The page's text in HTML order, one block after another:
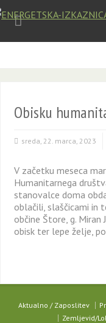
Obisku
sreda, 22. marca, 2023
V začetku meseca
Humanitarnega
stanovalce doma
oblačili, slaščicami in
občine Štore, g. Miran
obisk ter lepe želje,
Aktualno / Zaposlitev
Zemljevid/